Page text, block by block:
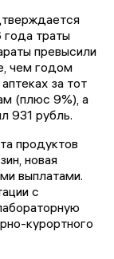
траты
превысили
чем годом
за тот
(плюс 9%), а
931 рубль.
продуктов
новая
выплатами.
с
курортного